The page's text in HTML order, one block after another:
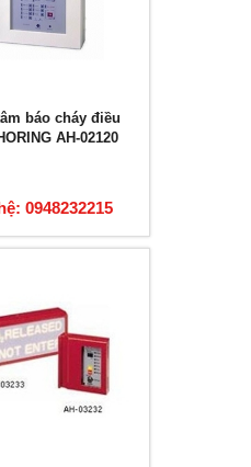
báo cháy điều
AH-02120
0948232215